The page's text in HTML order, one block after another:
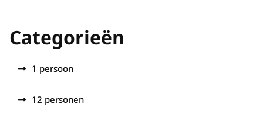
Categorieën
1 persoon
12 personen